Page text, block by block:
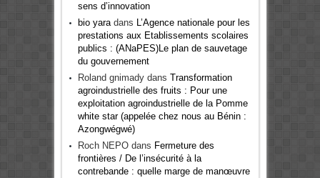
sens d’innovation
bio yaradans L’Agence nationale pour les
prestations aux Etablissements scolaires
publics : (ANaPES)Le plan de sauvetage
du gouvernement
Roland gnimadydans Transformation
agroindustrielle des fruits : Pour une
exploitation agroindustrielle de la Pomme
white star (appelée chez nous au Bénin :
Azongwégwé)
Roch NEPOdans Fermeture des
frontières / De l’insécurité à la
contrebande : quelle marge de manœuvre